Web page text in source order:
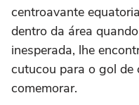
centroavante
dentro da área
inesperada, lhe
cutucou para o gol de
comemorar.